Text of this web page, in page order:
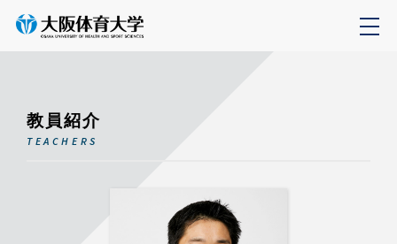
教員紹介
TEACHERS